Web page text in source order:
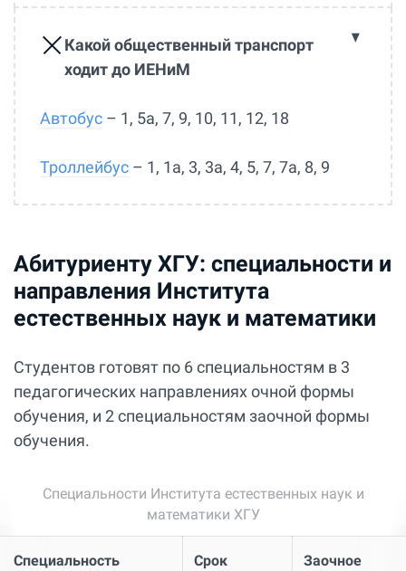
Какой общественный транспорт
ходит до ИЕНиМ
Автобус – 1, 5а, 7, 9, 10, 11, 12, 18
Троллейбус – 1, 1а, 3, 3а, 4, 5, 7, 7а, 8, 9
Абитуриенту ХГУ: специальности и
направления Института
естественных наук и математики
Студентов готовят по 6 специальностям в 3
педагогических направлениях очной формы
обучения, и 2 специальностям заочной формы
обучения.
Специальности Института естественных наук и
математики ХГУ
Специальность
Срок
Заочное